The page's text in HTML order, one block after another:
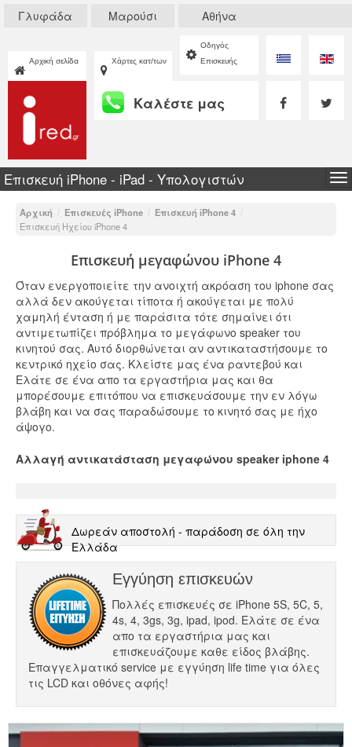
Γλυφάδα Μαρούσι Αθήνα
Αρχική σελίδα Χάρτες κατ/των
Οδηγός
Επισκευής
Καλέστε μας
Επισκευή iPhone - iPad - Υπολογιστών
Αρχική / Επισκευές iPhone / Επισκευή iPhone 4 /
Επισκευή Ηχείου iPhone 4
Επισκευή μεγαφώνου iPhone 4
Όταν ενεργοποιείτε την ανοιχτή ακρόαση του iphone σας
αλλά δεν ακούγεται τίποτα ή ακούγεται με πολύ
χαμηλή ένταση ή με παράσιτα τότε σημαίνει ότι
αντιμετωπίζει πρόβλημα το μεγάφωνο speaker του
κινητού σας. Αυτό διορθώνεται αν αντικαταστήσουμε το
κεντρικό ηχείο σας. Κλείστε μας ένα ραντεβού και
Ελάτε σε ένα απο τα εργαστήρια μας και θα
μπορέσουμε επιτόπου να επισκευάσουμε την εν λόγω
βλάβη και να σας παραδώσουμε το κινητό σας με ήχο
άψογο.
Αλλαγή αντικατάσταση μεγαφώνου speaker iphone 4
Δωρεάν αποστολή - παράδοση σε όλη την
Ελλάδα
Εγγύηση επισκευών
Πολλές επισκευές σε iPhone 5S, 5C, 5,
4s, 4, 3gs, 3g, ipad, ipod. Ελάτε σε ένα
απο τα εργαστήρια μας και
επισκευάζουμε καθε είδος βλάβης.
Επαγγελματικό service με εγγύηση life time για όλες
τις LCD και οθόνες αφής!